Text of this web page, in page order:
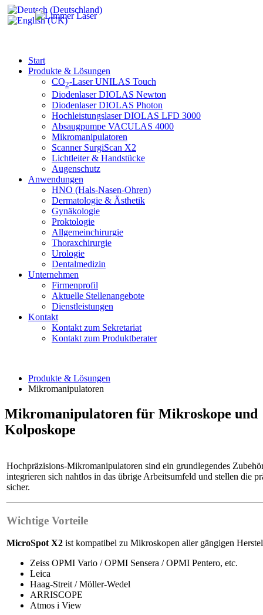
Start
Produkte & Lösungen
CO2-Laser UNILAS Touch
Diodenlaser DIOLAS Newton
Diodenlaser DIOLAS Photon
Hochleistungslaser DIOLAS LFD 3000
Absaugpumpe VACULAS 4000
Mikromanipulatoren
Scanner SurgiScan X2
Lichtleiter & Handstücke
Augenschutz
Anwendungen
HNO (Hals-Nasen-Ohren)
Dermatologie & Ästhetik
Gynäkologie
Proktologie
Allgemeinchirurgie
Thoraxchirurgie
Urologie
Dentalmedizin
Unternehmen
Firmenprofil
Aktuelle Stellenangebote
Dienstleistungen
Kontakt
Kontakt zum Sekretariat
Kontakt zum Produktberater
Produkte & Lösungen
Mikromanipulatoren
Mikromanipulatoren für Mikroskope und
Kolposkope
Hochpräzisions-Mikromanipulatoren sind ein grundlegendes
integrieren sich nahtlos in das übrige Arbeitsumfeld und stellen die
sicher.
Wichtige Vorteile
MicroSpot X2 ist kompatibel zu Mikroskopen aller gängigen
Zeiss OPMI Vario / OPMI Sensera / OPMI Pentero, etc.
Leica
Haag-Streit / Möller-Wedel
ARRISCOPE
Atmos i View